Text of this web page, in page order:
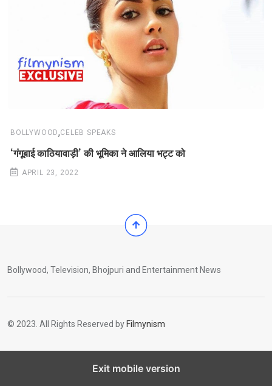
BOLLYWOOD,CELEB SPEAKS
‘गंगूबाई काठियावाड़ी’ की भूमिका ने आलिया भट्ट को
APRIL 23, 2022
Bollywood, Television, Bhojpuri and Entertainment News
© 2023. All Rights Reserved by Filmynism
Exit mobile version